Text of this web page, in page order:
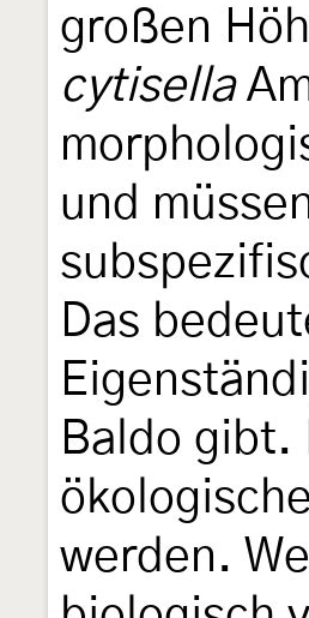
großen
cytisella
und
Das
Baldo gibt.
werden.